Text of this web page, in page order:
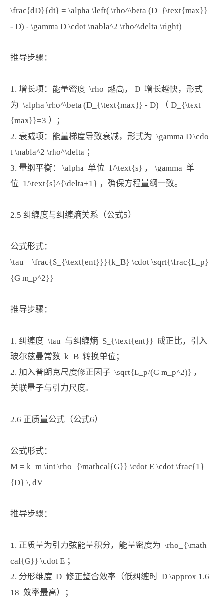
\frac{dD}{dt} = \alpha \left( \rho^\beta (D_{\text{max}}
- D) - \gamma D \cdot \nabla^2 \rho^\delta \right)
推导步骤：
1. 增长项：能量密度 \rho 越高， D 增长越快，形式
为 \alpha \rho^\beta (D_{\text{max}} - D) （ D_{\text
{max}}=3 ）；
2. 衰减项：能量梯度导致衰减，形式为 \gamma D \cdo
t \nabla^2 \rho^\delta ；
3. 量纲平衡： \alpha 单位 1/\text{s} ， \gamma 单
位 1/\text{s}^{\delta+1} ，确保方程量纲一致。
2.5 纠缠度与纠缠熵关系（公式5）
公式形式：
\tau = \frac{S_{\text{ent}}}{k_B} \cdot \sqrt{\frac{L_p}
{G m_p^2}}
推导步骤：
1. 纠缠度 \tau 与纠缠熵 S_{\text{ent}} 成正比，引入
玻尔兹曼常数 k_B 转换单位；
2. 加入普朗克尺度修正因子 \sqrt{L_p/(G m_p^2)} ，
关联量子与引力尺度。
2.6 正质量公式（公式6）
公式形式：
M = k_m \int \rho_{\mathcal{G}} \cdot E \cdot \frac{1}
{D} \, dV
推导步骤：
1. 正质量为引力弦能量积分，能量密度为 \rho_{\math
cal{G}} \cdot E ；
2. 分形维度 D 修正整合效率（低纠缠时 D \approx 1.6
18 效率最高）；